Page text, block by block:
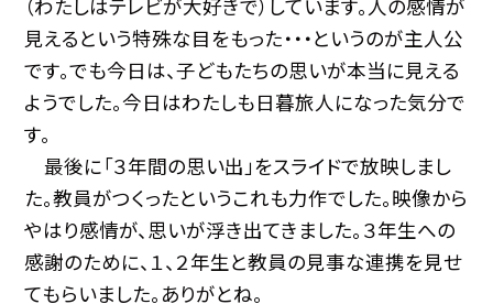
（わたしはテレビが大好きで）しています。人の感情が
見えるという特殊な目をもった・・・というのが主人公
です。でも今日は、子どもたちの思いが本当に見える
ようでした。今日はわたしも日暮旅人になった気分で
す。
最後に「３年間の思い出」をスライドで放映しまし
た。教員がつくったというこれも力作でした。映像から
やはり感情が、思いが浮き出てきました。３年生への
感謝のために、１、２年生と教員の見事な連携を見せ
てもらいました。ありがとね。